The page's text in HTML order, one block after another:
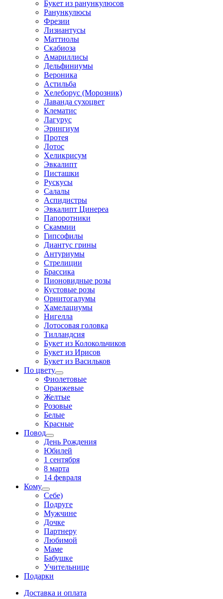
Букет из ранункулюсов
Ранункулюсы
Фрезии
Лизиантусы
Маттиолы
Скабиоза
Амариллисы
Дельфиниумы
Вероника
Астильба
Хелеборус (Морозник)
Лаванда сухоцвет
Клематис
Лагурус
Эрингиум
Протея
Лотос
Хеликрисум
Эвкалипт
Писташки
Рускусы
Салалы
Аспидистры
Эвкалипт Цинереа
Папоротники
Скаммии
Гипсофилы
Диантус грины
Антуриумы
Стрелиции
Брассика
Пионовидные розы
Кустовые розы
Орнитогалумы
Хамелациумы
Нигелла
Лотосовая головка
Тилландсия
Букет из Колокольчиков
Букет из Ирисов
Букет из Васильков
По цвету
Фиолетовые
Оранжевые
Желтые
Розовые
Белые
Красные
Повод
День Рождения
Юбилей
1 сентября
8 марта
14 февраля
Кому
Себе)
Подруге
Мужчине
Дочке
Партнеру
Любимой
Маме
Бабушке
Учительнице
Подарки
Доставка и оплата